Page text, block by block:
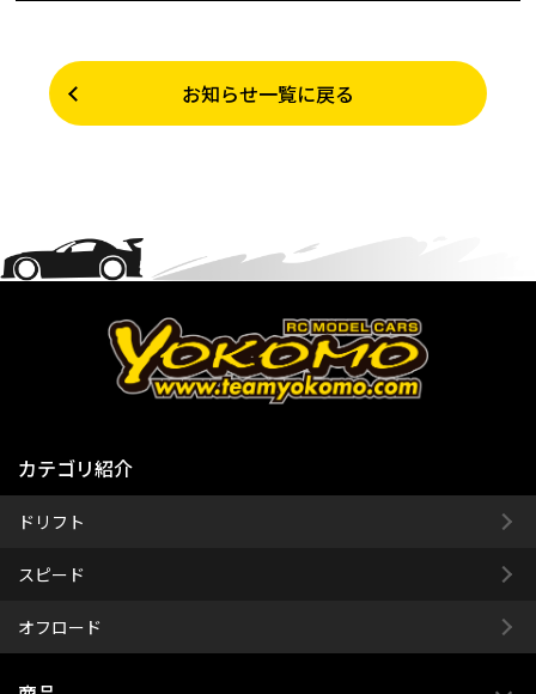
お知らせ一覧に戻る
カテゴリ紹介
ドリフト
スピード
オフロード